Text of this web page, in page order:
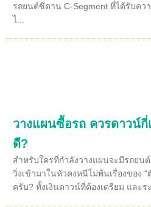
รถยนต์ซีดาน C-Segment ที่ได้รับค
ไ...
วางแผนซื้อรถ ควรดาวน์
ดี?
สำหรับใครที่กำลังวางแผนจะมีรถย
วิ่งเข้ามาในหัวคงหนีไม่พ้นเรื่องของ "
ครับ? ทั้งเงินดาวน์ที่ต้องเตรียม และร